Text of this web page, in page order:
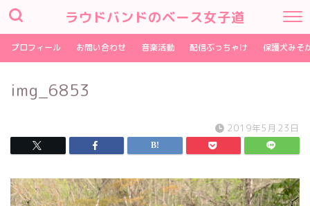
ラウドバンドのベース女子道
プロフィール お問い合わせ 音楽活動 配信ぶっちゃけ 保護犬みそ
img_6853
2019年5月23日